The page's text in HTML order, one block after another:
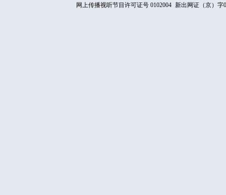
网上传播视听节目许可证号 0102004 新出网证（京）